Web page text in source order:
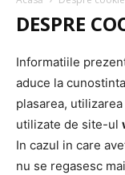
DESPRE
Informatiile
aduce la
plasarea,
utilizate de site-ul
In cazul in care
nu se regasesc